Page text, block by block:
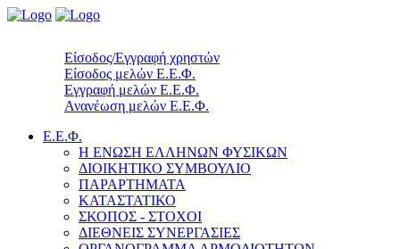
Είσοδος/Εγγραφή χρηστών
Είσοδος μελών Ε.Ε.Φ.
Εγγραφή μελών Ε.Ε.Φ.
Ανανέωση μελών Ε.Ε.Φ.
Ε.Ε.Φ.
Η ΕΝΩΣΗ ΕΛΛΗΝΩΝ ΦΥΣΙΚΩΝ
ΔΙΟΙΚΗΤΙΚΟ ΣΥΜΒΟΥΛΙΟ
ΠΑΡΑΡΤΗΜΑΤΑ
ΚΑΤΑΣΤΑΤΙΚΟ
ΣΚΟΠΟΣ - ΣΤΟΧΟΙ
ΔΙΕΘΝΕΙΣ ΣΥΝΕΡΓΑΣΙΕΣ